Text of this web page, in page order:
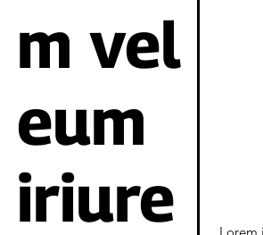
m vel
eum
iriure
Lorem